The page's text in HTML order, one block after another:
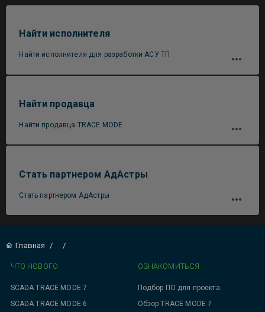
Найти исполнителя
Найти исполнителя для разработки АСУ ТП
Найти продавца
Найти продавца TRACE MODE
Стать партнером АдАстры
Стать партнером АдАстры
Главная / /
ЧТО НОВОГО
SCADA TRACE MODE 7
SCADA TRACE MODE 6
ОЗНАКОМИТЬСЯ
Подбор ПО для проекта
Обзор TRACE MODE 7